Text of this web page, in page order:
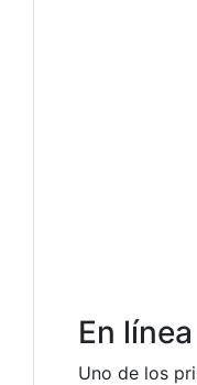
En línea
Uno de los